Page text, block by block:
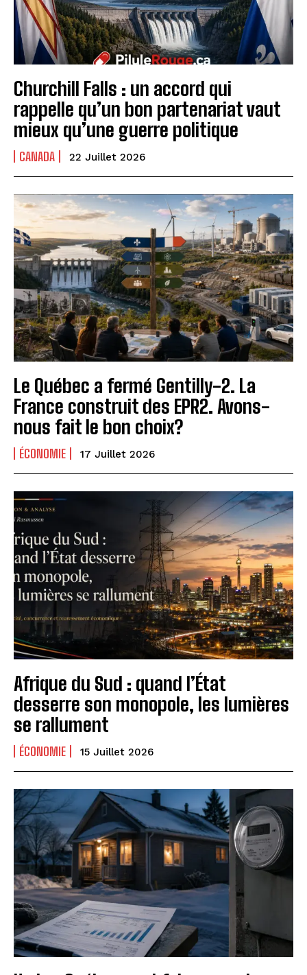
Churchill Falls : un accord qui
rappelle qu’un bon partenariat vaut
mieux qu’une guerre politique
CANADA 22 Juillet 2026
Le Québec a fermé Gentilly-2. La
France construit des EPR2. Avons-
nous fait le bon choix?
ÉCONOMIE 17 Juillet 2026
Afrique du Sud : quand l’État
desserre son monopole, les lumières
se rallument
ÉCONOMIE 15 Juillet 2026